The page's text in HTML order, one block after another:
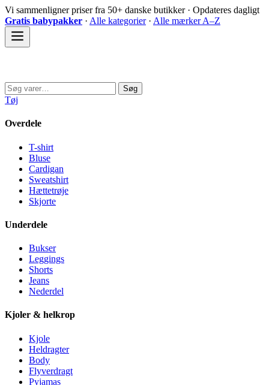
Spring
til
indhold
Vi sammenligner priser fra 50+ danske butikker · Opdateres dagligt
Gratis babypakker · Alle kategorier· Alle mærker A–Z
Søg
efter:
Søg
Tøj
Overdele
T-shirt
Bluse
Cardigan
Sweatshirt
Hættetrøje
Skjorte
Underdele
Bukser
Leggings
Shorts
Jeans
Nederdel
Kjoler & helkrop
Kjole
Heldragter
Body
Flyverdragt
Pyjamas